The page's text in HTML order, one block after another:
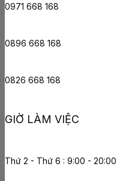
0971 668 168
0896 668 168
0826 668 168
GIỜ LÀM VIỆC
Thứ 2 - Thứ 6 : 9:00 - 20:00